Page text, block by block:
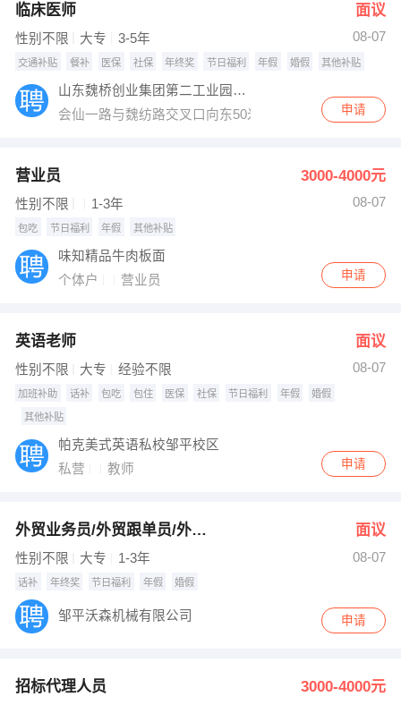
临床医师 面议
性别不限 大专 3-5年 08-07
交通补贴 餐补 医保 社保 年终奖 节日福利 年假 婚假 其他补贴
山东魏桥创业集团第二工业园医务室
会仙一路与魏纺路交叉口向东50米
申请
营业员 3000-4000元
性别不限 1-3年 08-07
包吃 节日福利 年假 其他补贴
味知精品牛肉板面
个体户
营业员 申请
英语老师 面议
性别不限 大专 经验不限 08-07
加班补助 话补 包吃 包住 医保 社保 节日福利 年假 婚假
其他补贴
帕克美式英语私校邹平校区
私营
教师 申请
外贸业务员/外贸跟单员/外贸文员 面议
性别不限 大专 1-3年 08-07
话补 年终奖 节日福利 年假 婚假
邹平沃森机械有限公司 申请
招标代理人员 3000-4000元